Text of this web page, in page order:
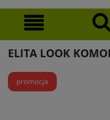
ELITA LOOK
promocja